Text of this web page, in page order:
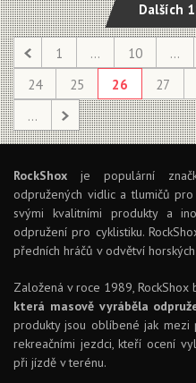
Dalších
1 ... 10 ...
24
25 26 27
...
RockShoxje populární
odpružených vidlic a tlumičů
svými kvalitními produkty a
odpružení pro cyklistiku.
předních hráčů v odvětví
Založená v roce 1989, RockShox
která masově vyráběla
produkty jsou oblíbené jak mezi
rekreačními jezdci, kteří ocení
při jízdě v terénu.